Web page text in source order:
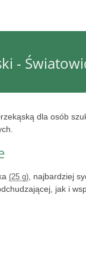
-
dla osób
(25 g) , najbardziej
jak i